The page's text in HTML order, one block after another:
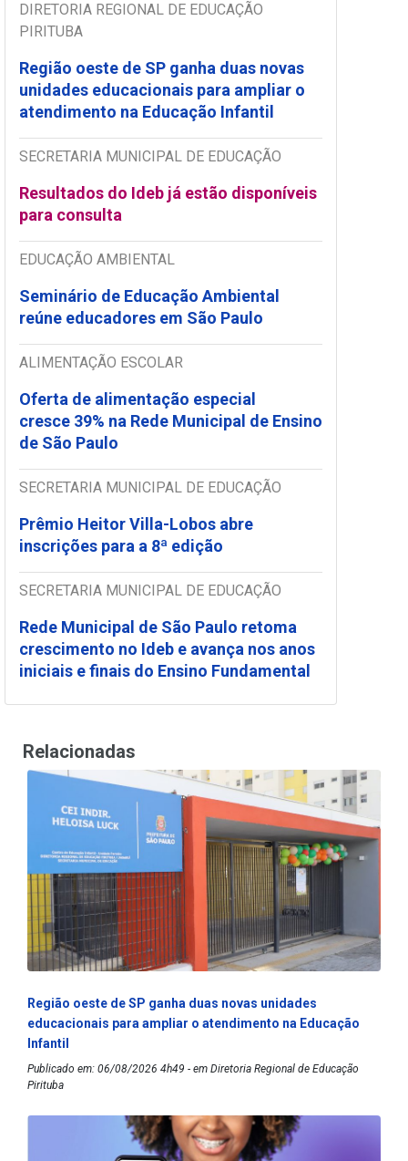
DIRETORIA REGIONAL DE EDUCAÇÃO
PIRITUBA
Região oeste de SP ganha duas novas
unidades educacionais para ampliar o
atendimento na Educação Infantil
SECRETARIA MUNICIPAL DE EDUCAÇÃO
Resultados do Ideb já estão disponíveis
para consulta
EDUCAÇÃO AMBIENTAL
Seminário de Educação Ambiental
reúne educadores em São Paulo
ALIMENTAÇÃO ESCOLAR
Oferta de alimentação especial
cresce 39% na Rede Municipal de Ensino
de São Paulo
SECRETARIA MUNICIPAL DE EDUCAÇÃO
Prêmio Heitor Villa-Lobos abre
inscrições para a 8ª edição
SECRETARIA MUNICIPAL DE EDUCAÇÃO
Rede Municipal de São Paulo retoma
crescimento no Ideb e avança nos anos
iniciais e finais do Ensino Fundamental
Relacionadas
Região oeste de SP ganha duas novas unidades
educacionais para ampliar o atendimento na Educação
Infantil
Publicado em: 06/08/2026 4h49 - em Diretoria Regional de Educação
Pirituba